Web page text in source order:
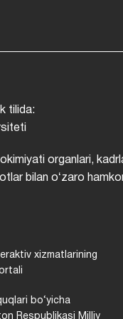
tilida:
organlari,
bilan oʻzaro
xizmatlarining
bo‘yicha
Respublikasi Milliy